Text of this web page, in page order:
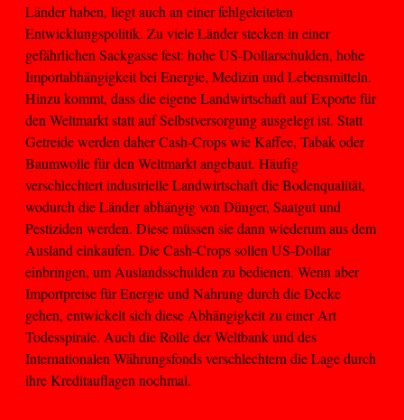
Länder haben, liegt auch an einer fehlgeleiteten
Entwicklungspolitik. Zu viele Länder stecken in einer
gefährlichen Sackgasse fest: hohe US-Dollarschulden, hohe
Importabhängigkeit bei Energie, Medizin und Lebensmitteln.
Hinzu kommt, dass die eigene Landwirtschaft auf Exporte für
den Weltmarkt statt auf Selbstversorgung ausgelegt ist. Statt
Getreide werden daher Cash-Crops wie Kaffee, Tabak oder
Baumwolle für den Weltmarkt angebaut. Häufig
verschlechtert industrielle Landwirtschaft die Bodenqualität,
wodurch die Länder abhängig von Dünger, Saatgut und
Pestiziden werden. Diese müssen sie dann wiederum aus dem
Ausland einkaufen. Die Cash-Crops sollen US-Dollar
einbringen, um Auslandsschulden zu bedienen. Wenn aber
Importpreise für Energie und Nahrung durch die Decke
gehen, entwickelt sich diese Abhängigkeit zu einer Art
Todesspirale. Auch die Rolle der Weltbank und des
Internationalen Währungsfonds verschlechtern die Lage durch
ihre Kreditauflagen nochmal.